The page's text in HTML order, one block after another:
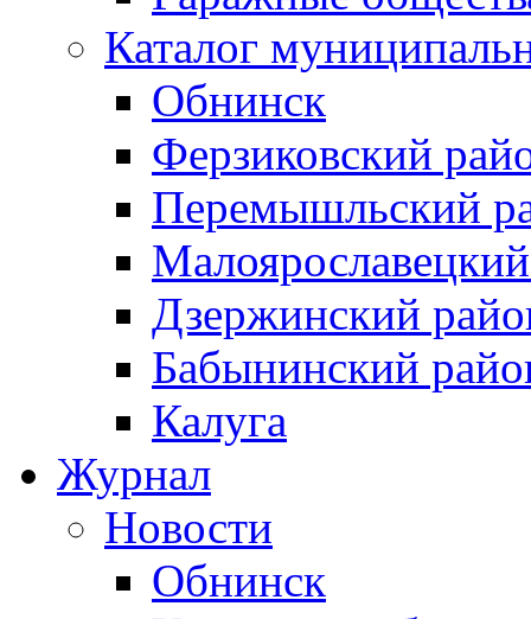
Каталог
Обнинск
Ферзиковский
Перемышльский
Дзержинский
Бабынинский
Калуга
Журнал
Новости
Обнинск